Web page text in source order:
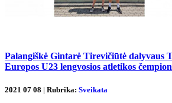
Palangiškė Gintarė Tirevičiūtė dalyvaus
Europos U23 lengvosios atletikos
2021 07 08 | Rubrika: Sveikata